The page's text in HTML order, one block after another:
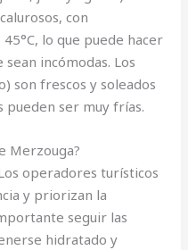
con
lo que puede hacer
incómodas. Los
son frescos y soleados
pueden ser muy frías.
Merzouga?
operadores turísticos
y priorizan la
seguir las
hidratado y